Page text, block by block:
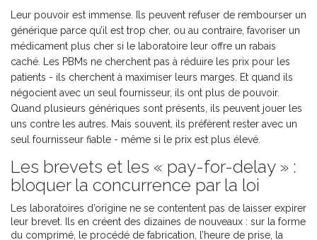
Leur pouvoir est immense. Ils peuvent refuser de rembourser un
générique parce qu’il est trop cher, ou au contraire, favoriser un
médicament plus cher si le laboratoire leur offre un rabais
caché. Les PBMs ne cherchent pas à réduire les prix pour les
patients - ils cherchent à maximiser leurs marges. Et quand ils
négocient avec un seul fournisseur, ils ont plus de pouvoir.
Quand plusieurs génériques sont présents, ils peuvent jouer les
uns contre les autres. Mais souvent, ils préfèrent rester avec un
seul fournisseur fiable - même si le prix est plus élevé.
Les brevets et les « pay-for-delay » :
bloquer la concurrence par la loi
Les laboratoires d’origine ne se contentent pas de laisser expirer
leur brevet. Ils en créent des dizaines de nouveaux : sur la forme
du comprimé, le procédé de fabrication, l’heure de prise, la